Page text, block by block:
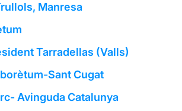
Manresa
Tarradellas (Valls)
Sant Cugat
Avinguda Catalunya